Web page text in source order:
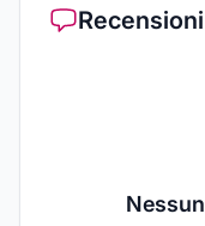
Recensioni